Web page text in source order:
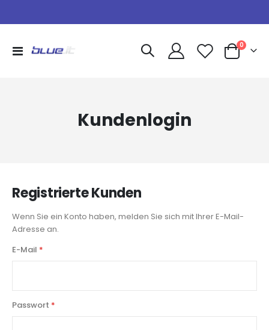
Navigation
Warenkorb
0Artikel
Kundenlogin
Registrierte Kunden
Wenn Sie ein Konto haben, melden Sie sich mit Ihrer E-Mail-
Adresse an.
E-Mail
Passwort